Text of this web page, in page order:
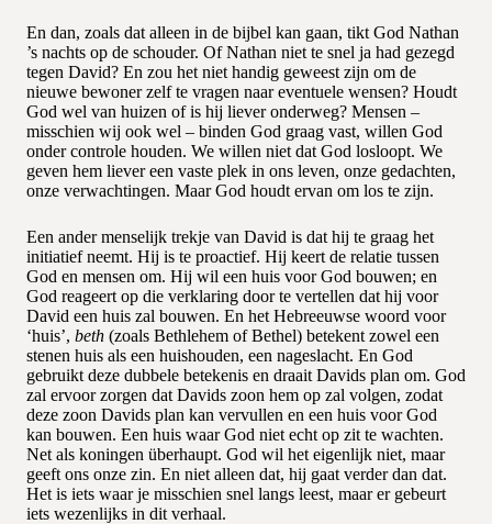
En dan, zoals dat alleen in de bijbel kan gaan, tikt God Nathan
’s nachts op de schouder. Of Nathan niet te snel ja had gezegd
tegen David? En zou het niet handig geweest zijn om de
nieuwe bewoner zelf te vragen naar eventuele wensen? Houdt
God wel van huizen of is hij liever onderweg? Mensen –
misschien wij ook wel – binden God graag vast, willen God
onder controle houden. We willen niet dat God losloopt. We
geven hem liever een vaste plek in ons leven, onze gedachten,
onze verwachtingen. Maar God houdt ervan om los te zijn.
Een ander menselijk trekje van David is dat hij te graag het
initiatief neemt. Hij is te proactief. Hij keert de relatie tussen
God en mensen om. Hij wil een huis voor God bouwen; en
God reageert op die verklaring door te vertellen dat hij voor
David een huis zal bouwen. En het Hebreeuwse woord voor
‘huis’, beth (zoals Bethlehem of Bethel) betekent zowel een
stenen huis als een huishouden, een nageslacht. En God
gebruikt deze dubbele betekenis en draait Davids plan om. God
zal ervoor zorgen dat Davids zoon hem op zal volgen, zodat
deze zoon Davids plan kan vervullen en een huis voor God
kan bouwen. Een huis waar God niet echt op zit te wachten.
Net als koningen überhaupt. God wil het eigenlijk niet, maar
geeft ons onze zin. En niet alleen dat, hij gaat verder dan dat.
Het is iets waar je misschien snel langs leest, maar er gebeurt
iets wezenlijks in dit verhaal.